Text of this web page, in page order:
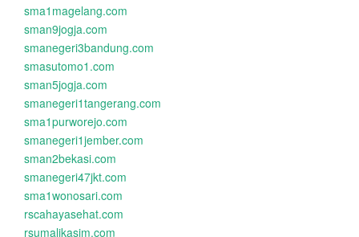
sma1magelang.com
sman9jogja.com
smanegeri3bandung.com
smasutomo1.com
sman5jogja.com
smanegeri1tangerang.com
sma1purworejo.com
smanegeri1jember.com
sman2bekasi.com
smanegeri47jkt.com
sma1wonosari.com
rscahayasehat.com
rsumalikasim.com